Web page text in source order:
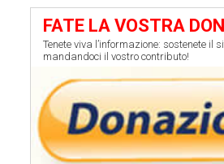
FATE LA VOSTRA
Tenete viva l’informazione: sostenete il
mandandoci il vostro contributo!